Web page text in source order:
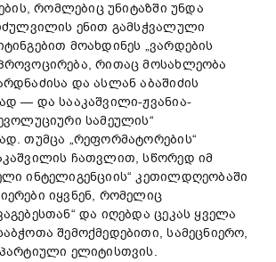
რომლებიც უნიტაზში უნდა
ენით გამსჭვალული
მოახდინეს „ვარდების
რითაც მოსახლეობა
და ასლან აბაშიძის
— და სააკაშვილი-ჟვანია-
სამეულის“
თუმცა „რეფორმატორების“
ჩათვლით, სწორედ იმ
ინტელიგენციის“ კეთილდღეობაში
იყვნენ, რომელიც
და იღებდა ცეკას ყველა
შემოქმედებითი, სამეცნიერო,
ელიტისთვის.